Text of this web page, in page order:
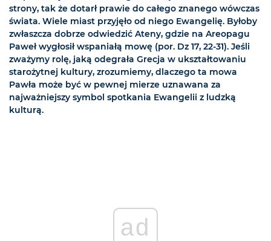
strony, tak że dotarł prawie do całego znanego wówczas
świata. Wiele miast przyjęło od niego Ewangelię. Byłoby
zwłaszcza dobrze odwiedzić Ateny, gdzie na Areopagu
Paweł wygłosił wspaniałą mowę (por. Dz 17, 22-31). Jeśli
zważymy rolę, jaką odegrała Grecja w ukształtowaniu
starożytnej kultury, zrozumiemy, dlaczego ta mowa
Pawła może być w pewnej mierze uznawana za
najważniejszy symbol spotkania Ewangelii z ludzką
kulturą.
ad